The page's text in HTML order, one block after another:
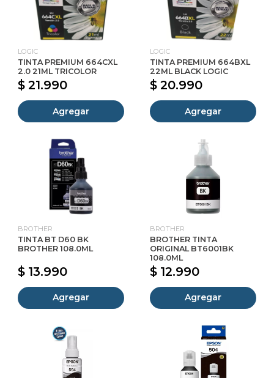
LOGIC
TINTA PREMIUM 664CXL
2.0 21ML TRICOLOR
$ 21.990
Agregar
LOGIC
TINTA PREMIUM 664BXL
22ML BLACK LOGIC
$ 20.990
Agregar
BROTHER
TINTA BT D60 BK
BROTHER 108.0ML
$ 13.990
Agregar
BROTHER
BROTHER TINTA
ORIGINAL BT6001BK
108.0ML
$ 12.990
Agregar